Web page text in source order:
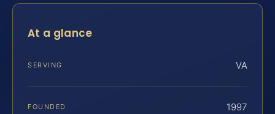
At a glance
SERVING VA
FOUNDED 1997